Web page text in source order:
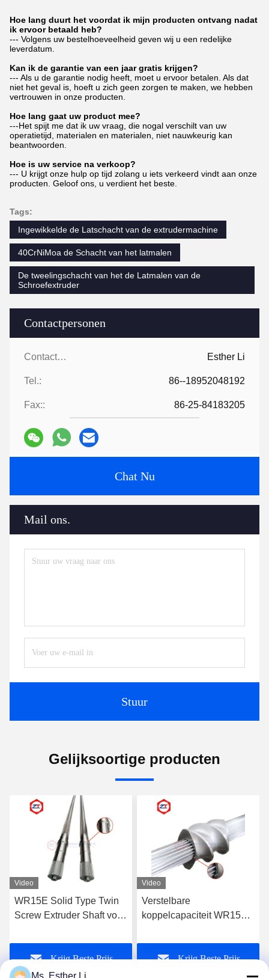
Contactpersonen
Contactpersonen: Esther Li
Tel.: 86--18952048192
Fax:: 86-25-84183205
Chat Nu
Mail ons.
Stuur
Hoe lang duurt het voordat ik mijn producten ontvang nadat
ik ervoor betaald heb?
--- Volgens uw bestelhoeveelheid geven wij u een redelijke
leverdatum.
Kan ik de garantie van een jaar gratis krijgen?
--- Als u de garantie nodig heeft, moet u ervoor betalen. Als dat
niet het geval is, hoeft u zich geen zorgen te maken, we hebben
vertrouwen in onze producten.
Hoe lang gaat uw product mee?
---Het spijt me dat ik uw vraag, die nogal verschilt van uw
operatietijd, materialen en materialen, niet nauwkeurig kan
beantwoorden.
Hoe is uw service na verkoop?
--- U krijgt onze hulp op tijd zolang u iets verkeerd vindt aan onze
producten. Geloof ons, u verdient het beste.
Tags:
Ingewikkelde de Latschacht van de extrudermachine
40CrNiMoa de Schacht van het latmalen
De tweelingschacht van het de Latmalen van de
Schroefextruder
Gelijksoortige producten
Video
Verstelbare
koppelcapaciteit WR15E
industriële toepassingen
Krijg Beste Prijs
Video
Invloeit Inner Spline Twin
Screw Extruder Shaft met
koppelcapaciteit en lengte
aanpassingKrijg Beste Prijs
Ms. Esther Li